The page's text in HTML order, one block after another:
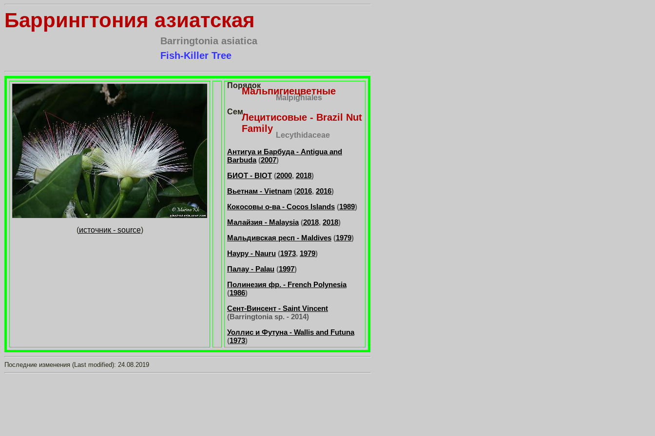
Баррингтония азиатская
Barringtonia asiatica
Fish-Killer Tree
(источник - source)
Порядок
Мальпигиецветные
Malpighiales
Сем.
Лецитисовые - Brazil Nut
Family
Lecythidaceae
Антигуа и Барбуда - Antigua and
Barbuda(2007)
БИОТ - BIOT (2000, 2018)
Вьетнам - Vietnam (2016, 2016)
Кокосовы о-ва - Cocos Islands (1989)
Малайзия - Malaysia(2018, 2018)
Мальдивская респ - Maldives (1979)
Науру - Nauru (1973, 1979)
Палау - Palau (1997)
Полинезия фр. - French Polynesia
(1986)
Сент-Винсент - Saint Vincent
(Barringtonia sp. - 2014)
Уоллис и Футуна - Wallis and Futuna
(1973)
Последние изменения (Last modified): 24.08.2019